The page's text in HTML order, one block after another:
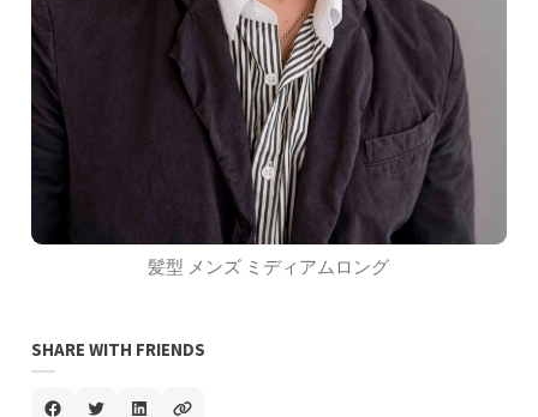
髪型 メンズ ミディアムロング
SHARE WITH FRIENDS